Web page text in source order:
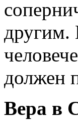
другим.
должен
Вера в